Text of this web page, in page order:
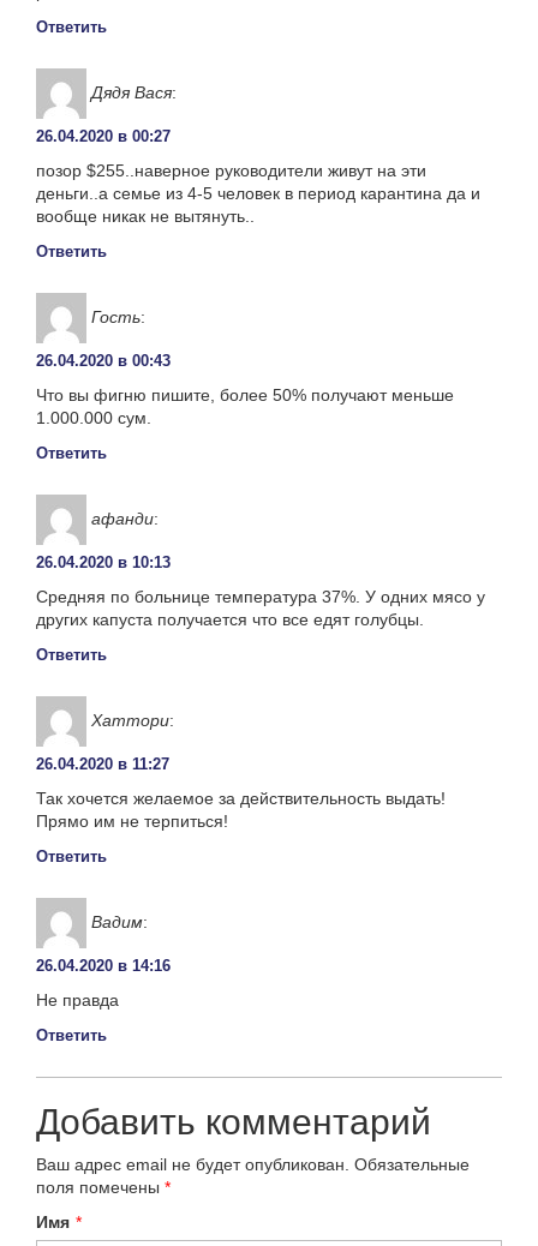
Ответить
Дядя Вася:
26.04.2020 в 00:27
позор $255..наверное руководители живут на эти
деньги..а семье из 4-5 человек в период карантина да и
вообще никак не вытянуть..
Ответить
Гость:
26.04.2020 в 00:43
Что вы фигню пишите, более 50% получают меньше
1.000.000 сум.
Ответить
афанди:
26.04.2020 в 10:13
Средняя по больнице температура 37%. У одних мясо у
других капуста получается что все едят голубцы.
Ответить
Хаттори:
26.04.2020 в 11:27
Так хочется желаемое за действительность выдать!
Прямо им не терпиться!
Ответить
Вадим:
26.04.2020 в 14:16
Не правда
Ответить
Добавить комментарий
Ваш адрес email не будет опубликован. Обязательные
поля помечены *
Имя *